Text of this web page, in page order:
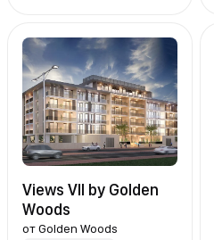
Views VII by Golden
Woods
отGolden Woods